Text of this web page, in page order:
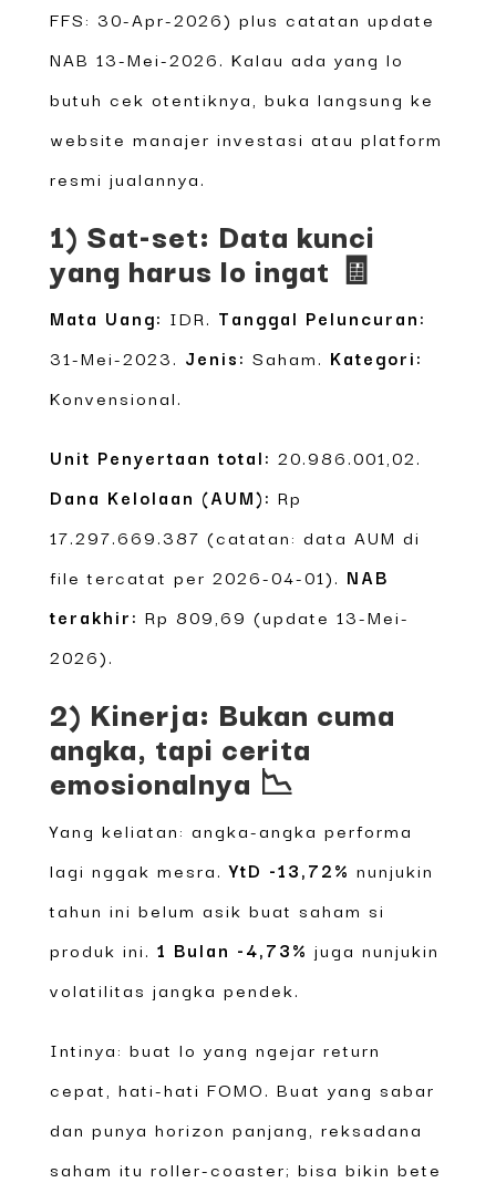
FFS: 30-Apr-2026) plus catatan update
NAB 13-Mei-2026. Kalau ada yang lo
butuh cek otentiknya, buka langsung ke
website manajer investasi atau platform
resmi jualannya.
1) Sat-set: Data kunci
yang harus lo ingat 🧾
Mata Uang: IDR. Tanggal Peluncuran:
31-Mei-2023. Jenis: Saham. Kategori:
Konvensional.
Unit Penyertaan total: 20.986.001,02.
Dana Kelolaan (AUM): Rp
17.297.669.387 (catatan: data AUM di
file tercatat per 2026-04-01). NAB
terakhir: Rp 809,69 (update 13-Mei-
2026).
2) Kinerja: Bukan cuma
angka, tapi cerita
emosionalnya 📉
Yang keliatan: angka-angka performa
lagi nggak mesra.YtD -13,72% nunjukin
tahun ini belum asik buat saham si
produk ini. 1 Bulan -4,73% juga nunjukin
volatilitas jangka pendek.
Intinya: buat lo yang ngejar return
cepat, hati-hati FOMO. Buat yang sabar
dan punya horizon panjang, reksadana
saham itu roller-coaster; bisa bikin bete